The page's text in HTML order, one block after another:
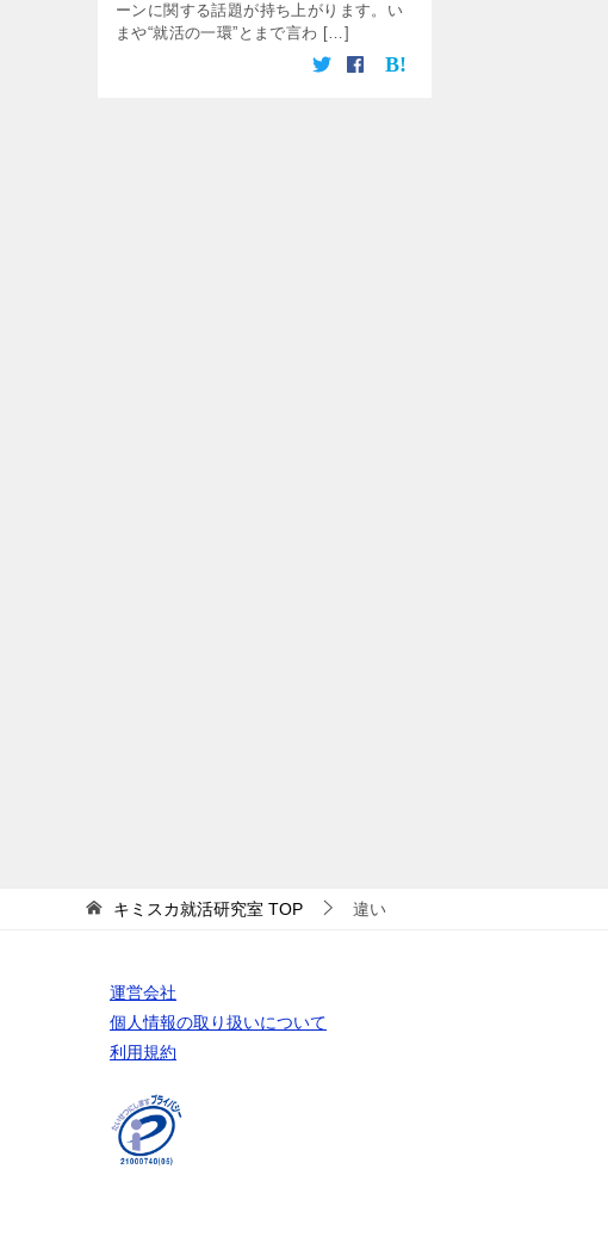
ーンに関する話題が持ち上がります。い
まや“就活の一環”とまで言わ […]
キミスカ就活研究室 TOP 違い
運営会社
個人情報の取り扱いについて
利用規約